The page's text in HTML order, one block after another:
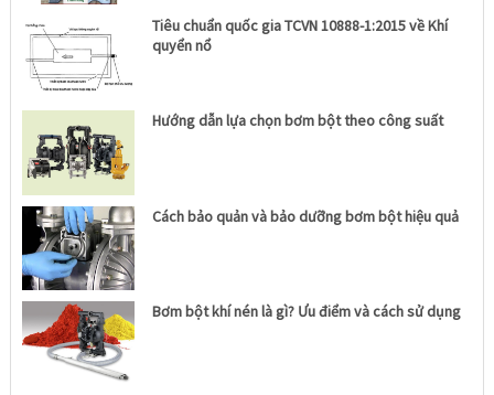
Tiêu chuẩn quốc gia TCVN 10888-1:2015 về Khí
quyển nổ
Hướng dẫn lựa chọn bơm bột theo công suất
Cách bảo quản và bảo dưỡng bơm bột hiệu quả
Bơm bột khí nén là gì? Ưu điểm và cách sử dụng